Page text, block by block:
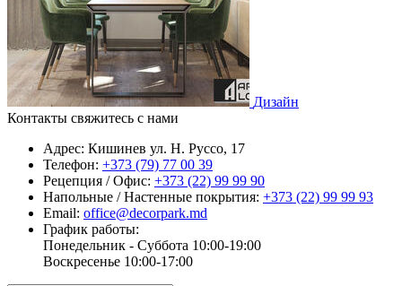
Дизайн
Контакты свяжитесь с нами
Адрес: Кишинев ул. Н. Руссо, 17
Телефон: +373 (79) 77 00 39
Рецепция / Офис: +373 (22) 99 99 90
Напольные / Настенные покрытия: +373 (22) 99 99 93
Email: office@decorpark.md
График работы:
Понедельник - Суббота 10:00-19:00
Воскресенье 10:00-17:00